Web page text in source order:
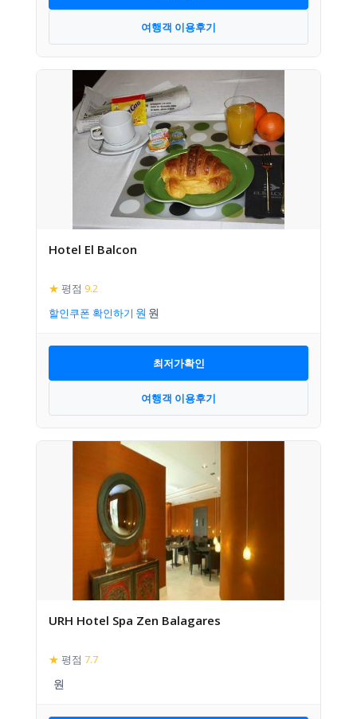
여행객 이용후기
Hotel El Balcon
★ 평점 9.2
할인쿠폰 확인하기
최저가확인
여행객 이용후기
URH Hotel Spa Zen Balagares
★ 평점 7.7